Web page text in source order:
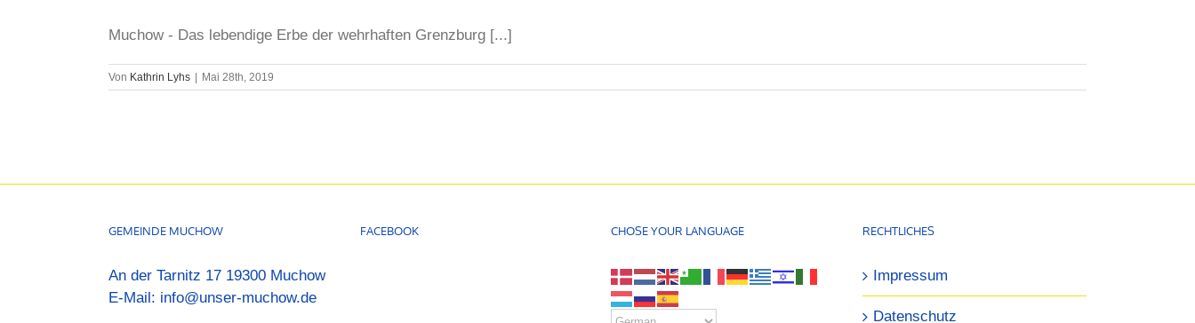
Muchow - Das lebendige Erbe der wehrhaften Grenzburg [...]
Von Kathrin Lyhs Mai 28th, 2019
GEMEINDE MUCHOW
An der Tarnitz 17 19300 Muchow
E-Mail: info@unser-muchow.de
FACEBOOK CHOSE YOUR LANGUAGE RECHTLICHES
Impressum
Datenschutz